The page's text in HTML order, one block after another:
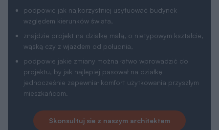
podpowie jak najkorzystniej usytuować budynek
względem kierunków świata,
znajdzie projekt na działkę małą, o nietypowym kształcie,
wąską czy z wjazdem od południa,
podpowie jakie zmiany można łatwo wprowadzić do
projektu, by jak najlepiej pasował na działkę i
jednocześnie zapewniał komfort użytkowania przyszłym
mieszkańcom.
Skonsultuj sie z naszym architektem